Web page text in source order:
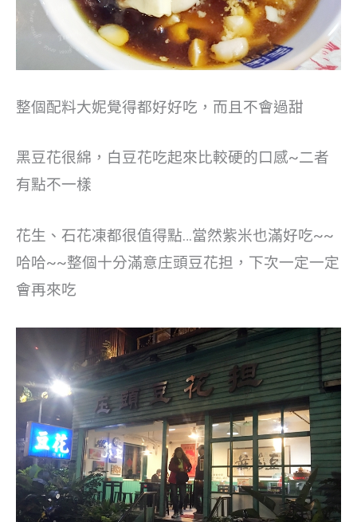
整個配料大妮覺得都好好吃，而且不會過甜
黑豆花很綿，白豆花吃起來比較硬的口感~二者
有點不一樣
花生、石花凍都很值得點…當然紫米也滿好吃~~
哈哈~~整個十分滿意庄頭豆花担，下次一定一定
會再來吃